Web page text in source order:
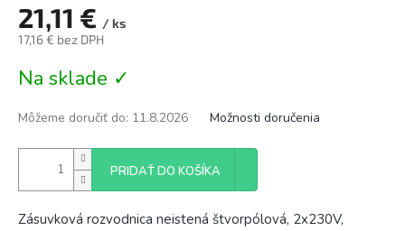
21,11 € / ks
17,16 € bez DPH
cena:
Na sklade ✓
Môžeme doručiť do: 11.8.2026 Možnosti doručenia
PRIDAŤ DO KOŠÍKA
Zásuvková rozvodnica neistená štvorpólová, 2x230V,